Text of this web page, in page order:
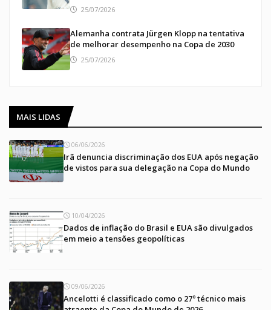
25/07/2026
Alemanha contrata Jürgen Klopp na tentativa
de melhorar desempenho na Copa de 2030
25/07/2026
MAIS LIDAS
06/06/2026
Irã denuncia discriminação dos EUA após negação
de vistos para sua delegação na Copa do Mundo
10/04/2026
Dados de inflação do Brasil e EUA são divulgados
em meio a tensões geopolíticas
09/06/2026
Ancelotti é classificado como o 27º técnico mais